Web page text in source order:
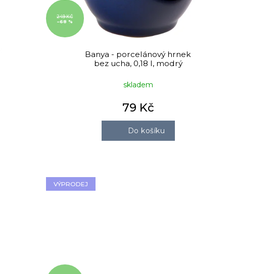
249 KČ
–68 %
Banya - porcelánový hrnek
bez ucha, 0,18 l, modrý
skladem
79 Kč
Do košíku
VÝPRODEJ